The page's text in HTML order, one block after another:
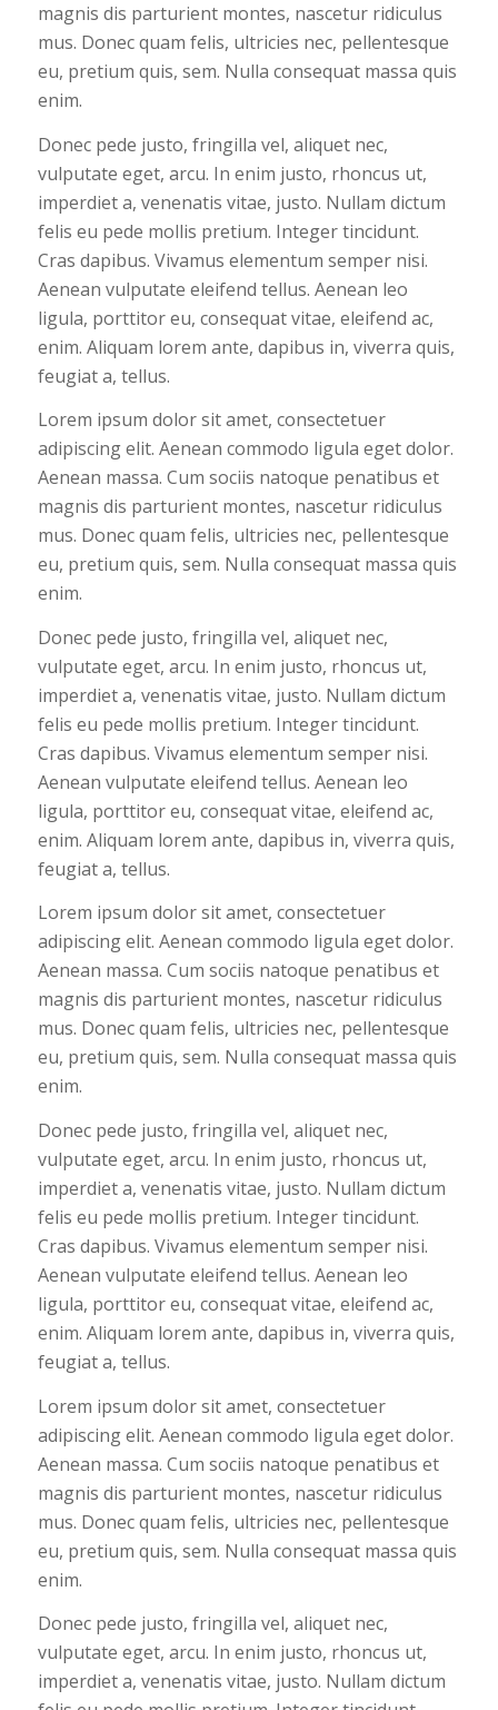
magnis dis parturient montes, nascetur ridiculus
mus. Donec quam felis, ultricies nec, pellentesque
eu, pretium quis, sem. Nulla consequat massa quis
enim.
Donec pede justo, fringilla vel, aliquet nec,
vulputate eget, arcu. In enim justo, rhoncus ut,
imperdiet a, venenatis vitae, justo. Nullam dictum
felis eu pede mollis pretium. Integer tincidunt.
Cras dapibus. Vivamus elementum semper nisi.
Aenean vulputate eleifend tellus. Aenean leo
ligula, porttitor eu, consequat vitae, eleifend ac,
enim. Aliquam lorem ante, dapibus in, viverra quis,
feugiat a, tellus.
Lorem ipsum dolor sit amet, consectetuer
adipiscing elit. Aenean commodo ligula eget dolor.
Aenean massa. Cum sociis natoque penatibus et
magnis dis parturient montes, nascetur ridiculus
mus. Donec quam felis, ultricies nec, pellentesque
eu, pretium quis, sem. Nulla consequat massa quis
enim.
Donec pede justo, fringilla vel, aliquet nec,
vulputate eget, arcu. In enim justo, rhoncus ut,
imperdiet a, venenatis vitae, justo. Nullam dictum
felis eu pede mollis pretium. Integer tincidunt.
Cras dapibus. Vivamus elementum semper nisi.
Aenean vulputate eleifend tellus. Aenean leo
ligula, porttitor eu, consequat vitae, eleifend ac,
enim. Aliquam lorem ante, dapibus in, viverra quis,
feugiat a, tellus.
Lorem ipsum dolor sit amet, consectetuer
adipiscing elit. Aenean commodo ligula eget dolor.
Aenean massa. Cum sociis natoque penatibus et
magnis dis parturient montes, nascetur ridiculus
mus. Donec quam felis, ultricies nec, pellentesque
eu, pretium quis, sem. Nulla consequat massa quis
enim.
Donec pede justo, fringilla vel, aliquet nec,
vulputate eget, arcu. In enim justo, rhoncus ut,
imperdiet a, venenatis vitae, justo. Nullam dictum
felis eu pede mollis pretium. Integer tincidunt.
Cras dapibus. Vivamus elementum semper nisi.
Aenean vulputate eleifend tellus. Aenean leo
ligula, porttitor eu, consequat vitae, eleifend ac,
enim. Aliquam lorem ante, dapibus in, viverra quis,
feugiat a, tellus.
Lorem ipsum dolor sit amet, consectetuer
adipiscing elit. Aenean commodo ligula eget dolor.
Aenean massa. Cum sociis natoque penatibus et
magnis dis parturient montes, nascetur ridiculus
mus. Donec quam felis, ultricies nec, pellentesque
eu, pretium quis, sem. Nulla consequat massa quis
enim.
Donec pede justo, fringilla vel, aliquet nec,
vulputate eget, arcu. In enim justo, rhoncus ut,
imperdiet a, venenatis vitae, justo. Nullam dictum